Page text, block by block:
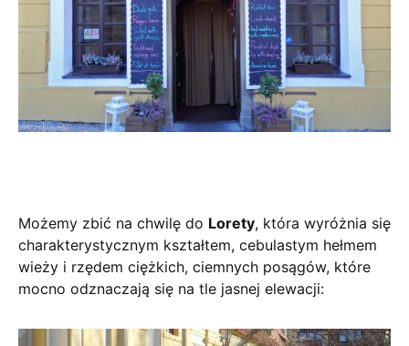
Możemy zbić na chwilę do Lorety, która wyróżnia się
charakterystycznym kształtem, cebulastym hełmem
wieży i rzędem ciężkich, ciemnych posągów, które
mocno odznaczają się na tle jasnej elewacji: